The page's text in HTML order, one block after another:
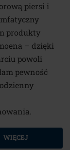
piersi i
produkty
– dzięki
powoli
pewność
WIĘCEJ